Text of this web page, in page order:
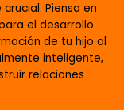
Piensa en
el desarrollo
de tu hijo al
inteligente,
relaciones